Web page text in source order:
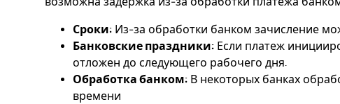
Сроки: Из-за обработки банком зачисление
Банковские праздники: Если платеж
отложен до следующего рабочего дня.
Обработка банком: В некоторых банках
времени